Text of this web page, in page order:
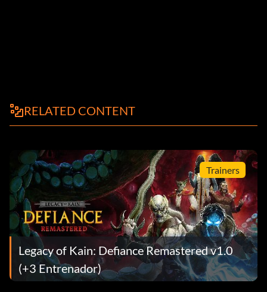
RELATED CONTENT
Trainers
Legacy of Kain: Defiance Remastered v1.0
(+3 Entrenador)